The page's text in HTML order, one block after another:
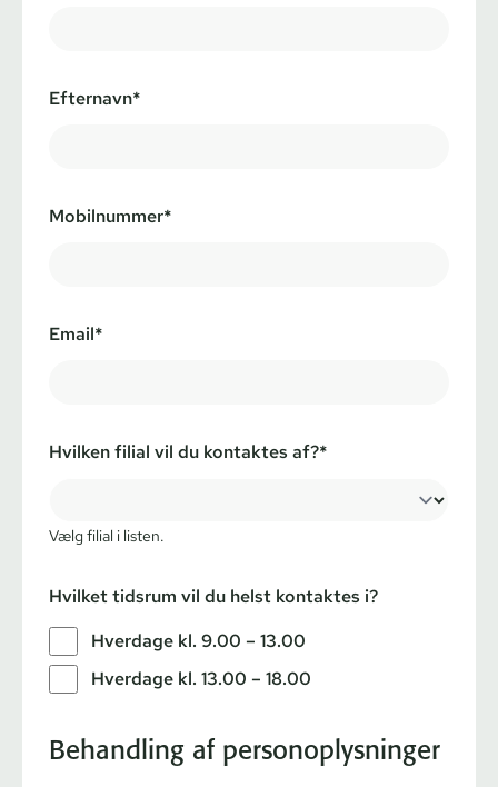
Efternavn*
Mobilnummer*
Email*
Hvilken filial vil du kontaktes af?*
Vælg filial i listen.
Hvilket tidsrum vil du helst kontaktes i?
Hverdage kl. 9.00 – 13.00
Hverdage kl. 13.00 – 18.00
Behandling af personoplysninger